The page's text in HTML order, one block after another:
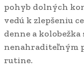
pohyb dolných
vedú k zlepšeniu
denne a
nenahraditeľným
rutine.